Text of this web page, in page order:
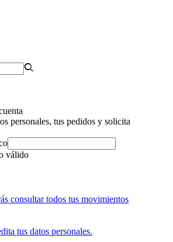
personales, tus pedidos y solicita
válido
consultar todos tus movimientos
tus datos personales.